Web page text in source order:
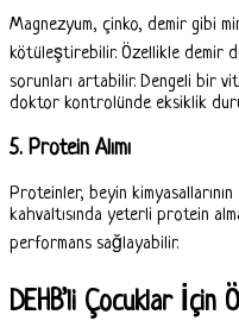
Magnezyum, çinko, demir gibi
kötüleştirebilir. Özellikle demir
sorunları artabilir. Dengeli bir
doktor kontrolünde eksiklik
5. Protein Alımı
Proteinler, beyin
kahvaltısında yeterli protein
performans sağlayabilir.
DEHB’li Çocuklar İçin